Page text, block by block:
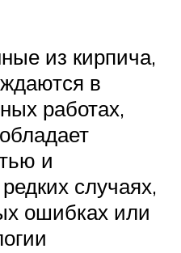
из кирпича,
в
работах,
и
случаях,
ошибках или